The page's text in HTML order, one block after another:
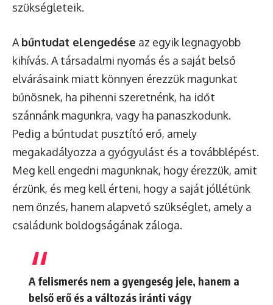
szükségleteik.
A bűntudat elengedése az egyik legnagyobb
kihívás. A társadalmi nyomás és a saját belső
elvárásaink miatt könnyen érezzük magunkat
bűnösnek, ha pihenni szeretnénk, ha időt
szánnánk magunkra, vagy ha panaszkodunk.
Pedig a bűntudat pusztító erő, amely
megakadályozza a gyógyulást és a továbblépést.
Meg kell engedni magunknak, hogy érezzük, amit
érzünk, és meg kell érteni, hogy a saját jóllétünk
nem önzés, hanem alapvető szükséglet, amely a
családunk boldogságának záloga.
A felismerés nem a gyengeség jele, hanem a
belső erő és a változás iránti vágy